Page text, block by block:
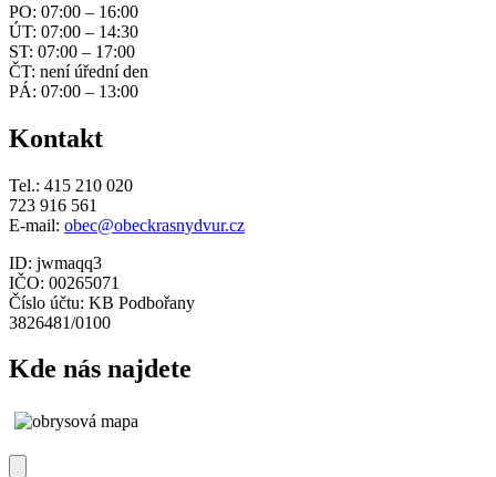
PO: 07:00 – 16:00
ÚT: 07:00 – 14:30
ST: 07:00 – 17:00
ČT: není úřední den
PÁ: 07:00 – 13:00
Kontakt
Tel.: 415 210 020
723 916 561
E-mail: obec@obeckrasnydvur.cz
ID: jwmaqq3
IČO: 00265071
Číslo účtu: KB Podbořany
3826481/0100
Kde nás najdete